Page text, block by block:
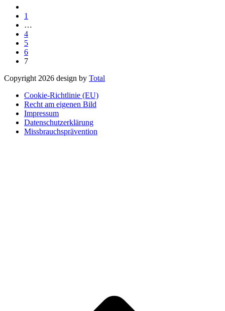
Seite
1
…
Seite
4
Seite
5
Seite
6
Seite
7
Copyright 2026 design by Total
Cookie-Richtlinie (EU)
Recht am eigenen Bild
Impressum
Datenschutzerklärung
Missbrauchsprävention